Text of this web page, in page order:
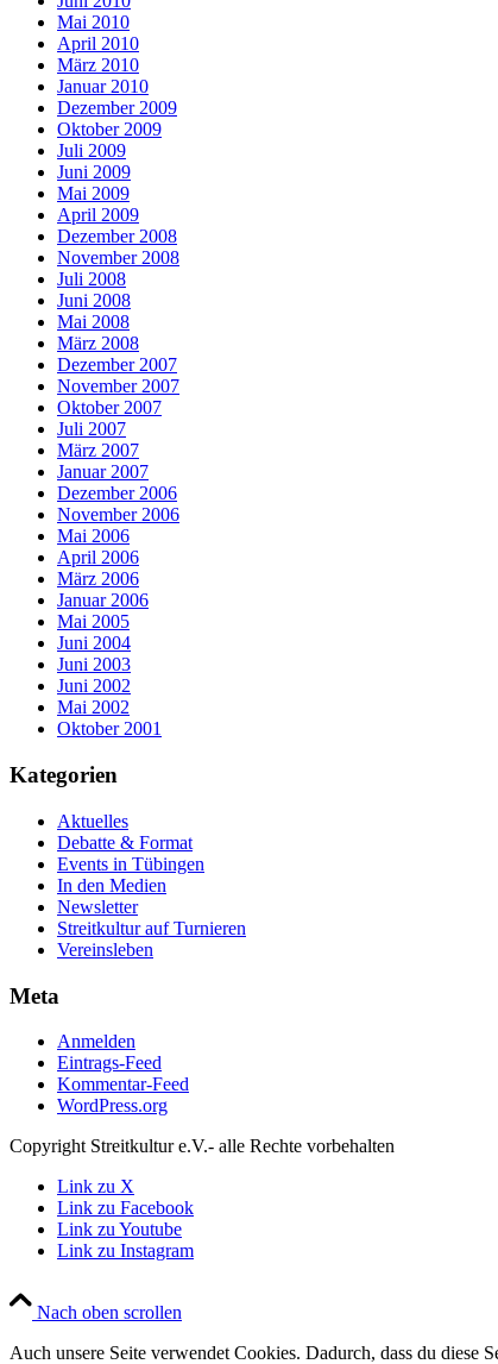
Mai 2010
April 2010
März 2010
Januar 2010
Dezember 2009
Oktober 2009
Juli 2009
Juni 2009
Mai 2009
April 2009
Dezember 2008
November 2008
Juli 2008
Juni 2008
Mai 2008
März 2008
Dezember 2007
November 2007
Oktober 2007
Juli 2007
März 2007
Januar 2007
Dezember 2006
November 2006
Mai 2006
April 2006
März 2006
Januar 2006
Mai 2005
Juni 2004
Juni 2003
Juni 2002
Mai 2002
Oktober 2001
Kategorien
Aktuelles
Debatte & Format
Events in Tübingen
In den Medien
Newsletter
Streitkultur auf Turnieren
Vereinsleben
Meta
Anmelden
Eintrags-Feed
Kommentar-Feed
WordPress.org
Copyright Streitkultur e.V.- alle Rechte vorbehalten
Link zu X
Link zu Facebook
Link zu Youtube
Link zu Instagram
Nach oben scrollen
Auch unsere Seite verwendet Cookies. Dadurch, dass du diese